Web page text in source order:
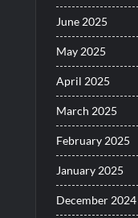
June 2025
May 2025
April 2025
March 2025
February 2025
January 2025
December 2024